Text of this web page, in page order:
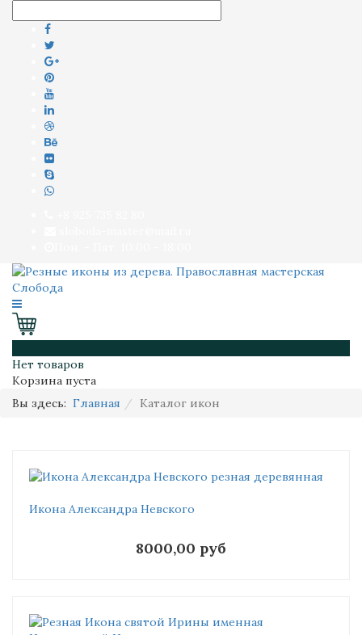
Нет товаров
Корзина пуста
Вы здесь: Главная Каталог икон
Икона Александра Невского
8000,00 руб